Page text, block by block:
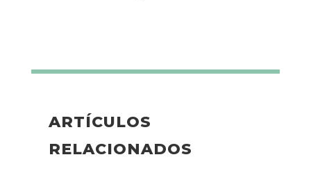
ARTÍCULOS
RELACIONADOS